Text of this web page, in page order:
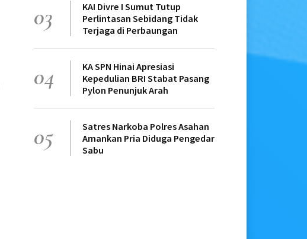
03
KAI Divre I Sumut Tutup
Perlintasan Sebidang Tidak
Terjaga di Perbaungan
04
KA SPN Hinai Apresiasi
Kepedulian BRI Stabat Pasang
Pylon Penunjuk Arah
05
Satres Narkoba Polres Asahan
Amankan Pria Diduga Pengedar
Sabu